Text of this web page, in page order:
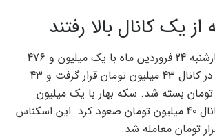
یک کانال بالا رفتند
سکه امامی روز چهارشنبه 24 فروردین ماه با یک میلیون و 476
هزار تومان افزایش در کانال 43 میلیون تومان قرار گرفت و 43
و 686 هزار تومان بسته شد. سکه بهار با یک میلیون
تومان افزایش به کانال 40 میلیون تومان صعود کرد. این اسکناس